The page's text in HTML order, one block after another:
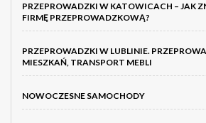
PRZEPROWADZKI W KATOWICACH – JAK
FIRMĘ PRZEPROWADZKOWĄ?
PRZEPROWADZKI W LUBLINIE.
MIESZKAŃ, TRANSPORT MEBLI
NOWOCZESNE SAMOCHODY